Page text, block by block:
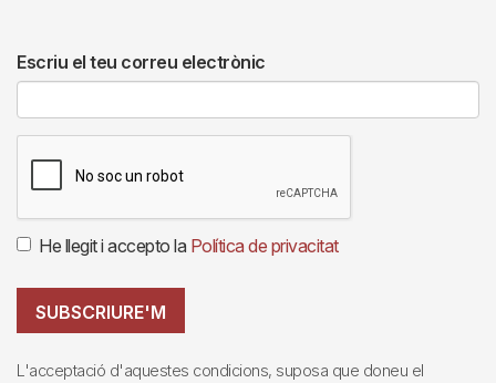
Escriu el teu correu electrònic
He llegit i accepto la Política de privacitat
SUBSCRIURE'M
L'acceptació d'aquestes condicions, suposa que doneu el